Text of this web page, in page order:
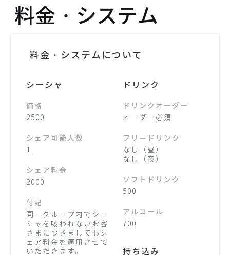
料金・システム
料金・システムについて
シーシャ
価格
2500
シェア可能人数
1
シェア料金
2000
付記
同一グループ内でシー
シャを吸われないお客
さまにつきましてもシ
ェア料金を適用させて
いただきます。
ドリンク
ドリンクオーダー
オーダー必須
フリードリンク
なし（昼）
なし（夜）
ソフトドリンク
500
アルコール
700
持ち込み